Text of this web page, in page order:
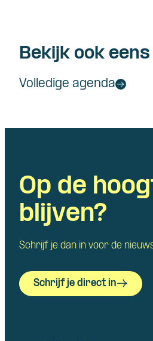
Bekijk ook eens
Volledige agenda
Op de
blijven?
Schrijf je dan in voor de
Schrijf je direct in